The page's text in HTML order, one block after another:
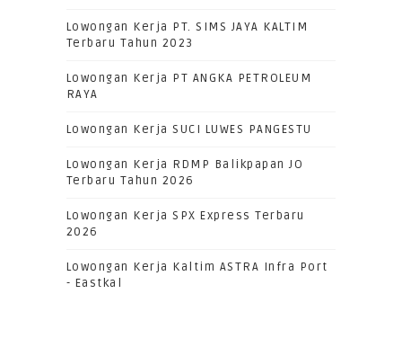
Lowongan Kerja PT. SIMS JAYA KALTIM
Terbaru Tahun 2023
Lowongan Kerja PT ANGKA PETROLEUM
RAYA
Lowongan Kerja SUCI LUWES PANGESTU
Lowongan Kerja RDMP Balikpapan JO
Terbaru Tahun 2026
Lowongan Kerja SPX Express Terbaru
2026
Lowongan Kerja Kaltim ASTRA Infra Port
- Eastkal